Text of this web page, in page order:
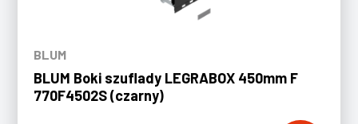
BLUM
BLUM Boki szuflady LEGRABOX 450mm F
770F4502S (czarny)